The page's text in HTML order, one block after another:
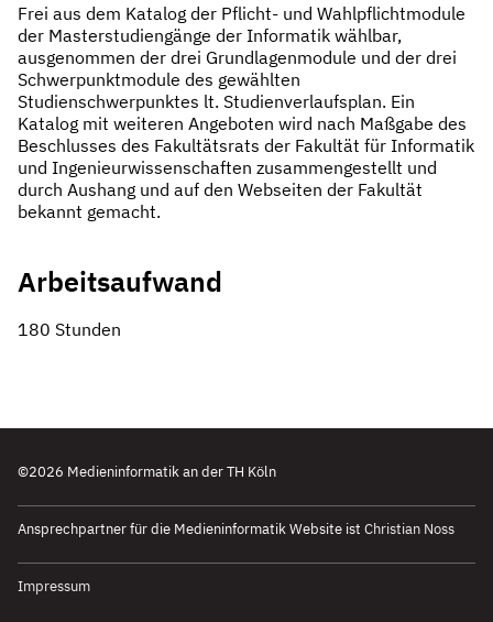
Frei aus dem Katalog der Pflicht- und Wahlpflichtmodule
der Masterstudiengänge der Informatik wählbar,
ausgenommen der drei Grundlagenmodule und der drei
Schwerpunktmodule des gewählten
Studienschwerpunktes lt. Studienverlaufsplan. Ein
Katalog mit weiteren Angeboten wird nach Maßgabe des
Beschlusses des Fakultätsrats der Fakultät für Informatik
und Ingenieurwissenschaften zusammengestellt und
durch Aushang und auf den Webseiten der Fakultät
bekannt gemacht.
Arbeitsaufwand
180 Stunden
©2026 Medieninformatik an der TH Köln
Ansprechpartner für die Medieninformatik Website ist Christian Noss
Impressum